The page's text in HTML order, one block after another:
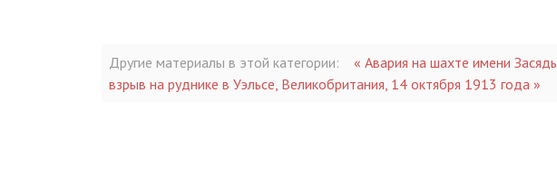
Другие материалы в этой категории: « Авария на шахте имени
взрыв на руднике в Уэльсе, Великобритания, 14 октября 1913 года »